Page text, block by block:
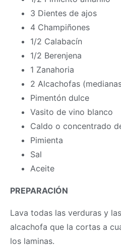
3 Dientes de ajos
4 Champiñones
1/2 Calabacín
1/2 Berenjena
1 Zanahoria
2 Alcachofas
Pimentón dulce
Vasito de vino blanco
Caldo o concentrado
Pimienta
Sal
Aceite
PREPARACIÓN
Lava todas las verduras y
alcachofa que la cortas a
los laminas.